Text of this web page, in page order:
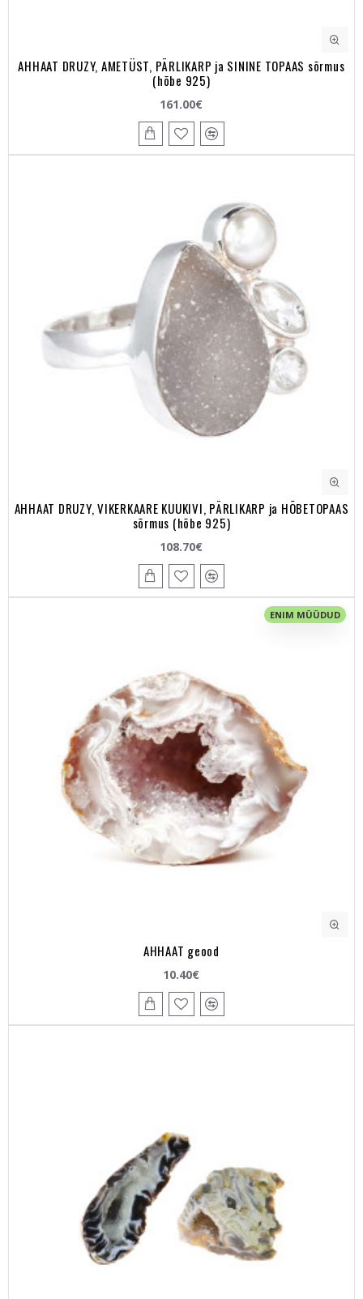
AHHAAT DRUZY, AMETÜST, PÄRLIKARP ja SININE TOPAAS sõrmus
(hõbe 925)
161.00€
AHHAAT DRUZY, VIKERKAARE KUUKIVI, PÄRLIKARP ja HÕBETOPAAS
sõrmus (hõbe 925)
108.70€
ENIM MÜÜDUD
AHHAAT geood
10.40€